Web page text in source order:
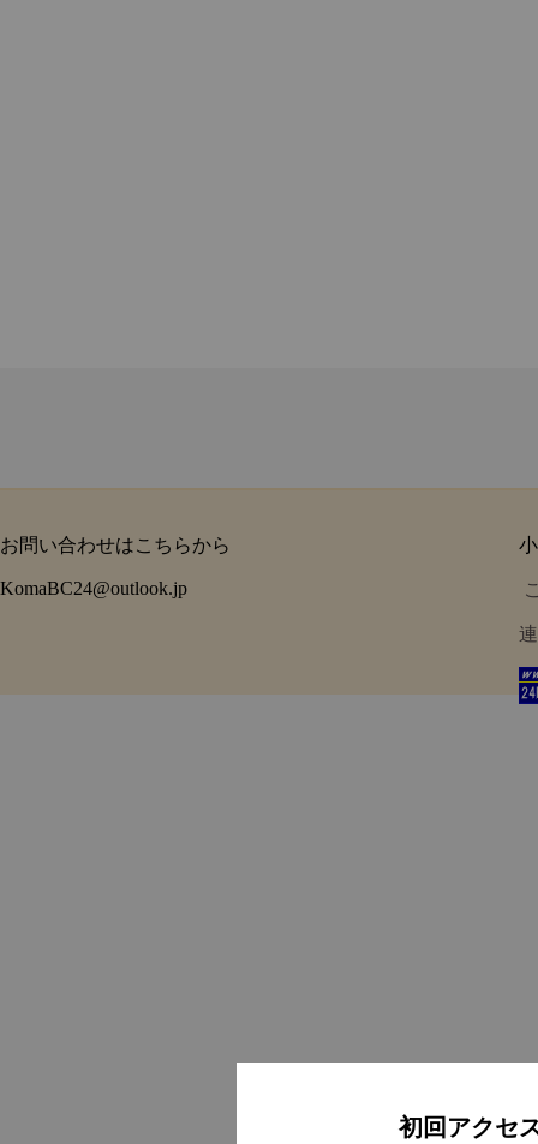
初回アクセ
お問い合わせはこちらから
KomaBC24@outlook.jp